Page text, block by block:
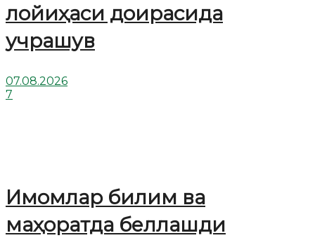
лойиҳаси доирасида
учрашув
07.08.2026
7
Имомлар билим ва
маҳоратда беллашди